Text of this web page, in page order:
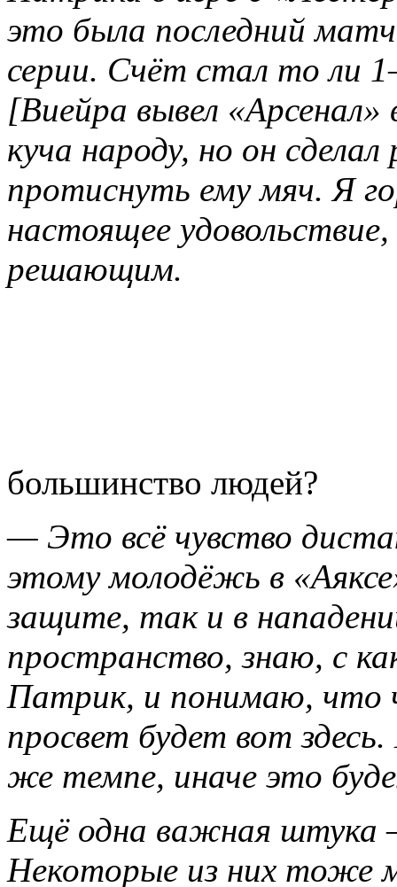
это была последний
серии. Счёт стал то ли
[Виейра вывел
куча народу, но он
протиснуть ему мяч. Я
настоящее
решающим.
большинство людей?
— Это всё чувство
этому молодёжь в
защите, так и в
пространство, знаю, с
Патрик, и понимаю, что
просвет будет вот
же темпе, иначе это
Ещё одна важная штука
Некоторые из них тоже